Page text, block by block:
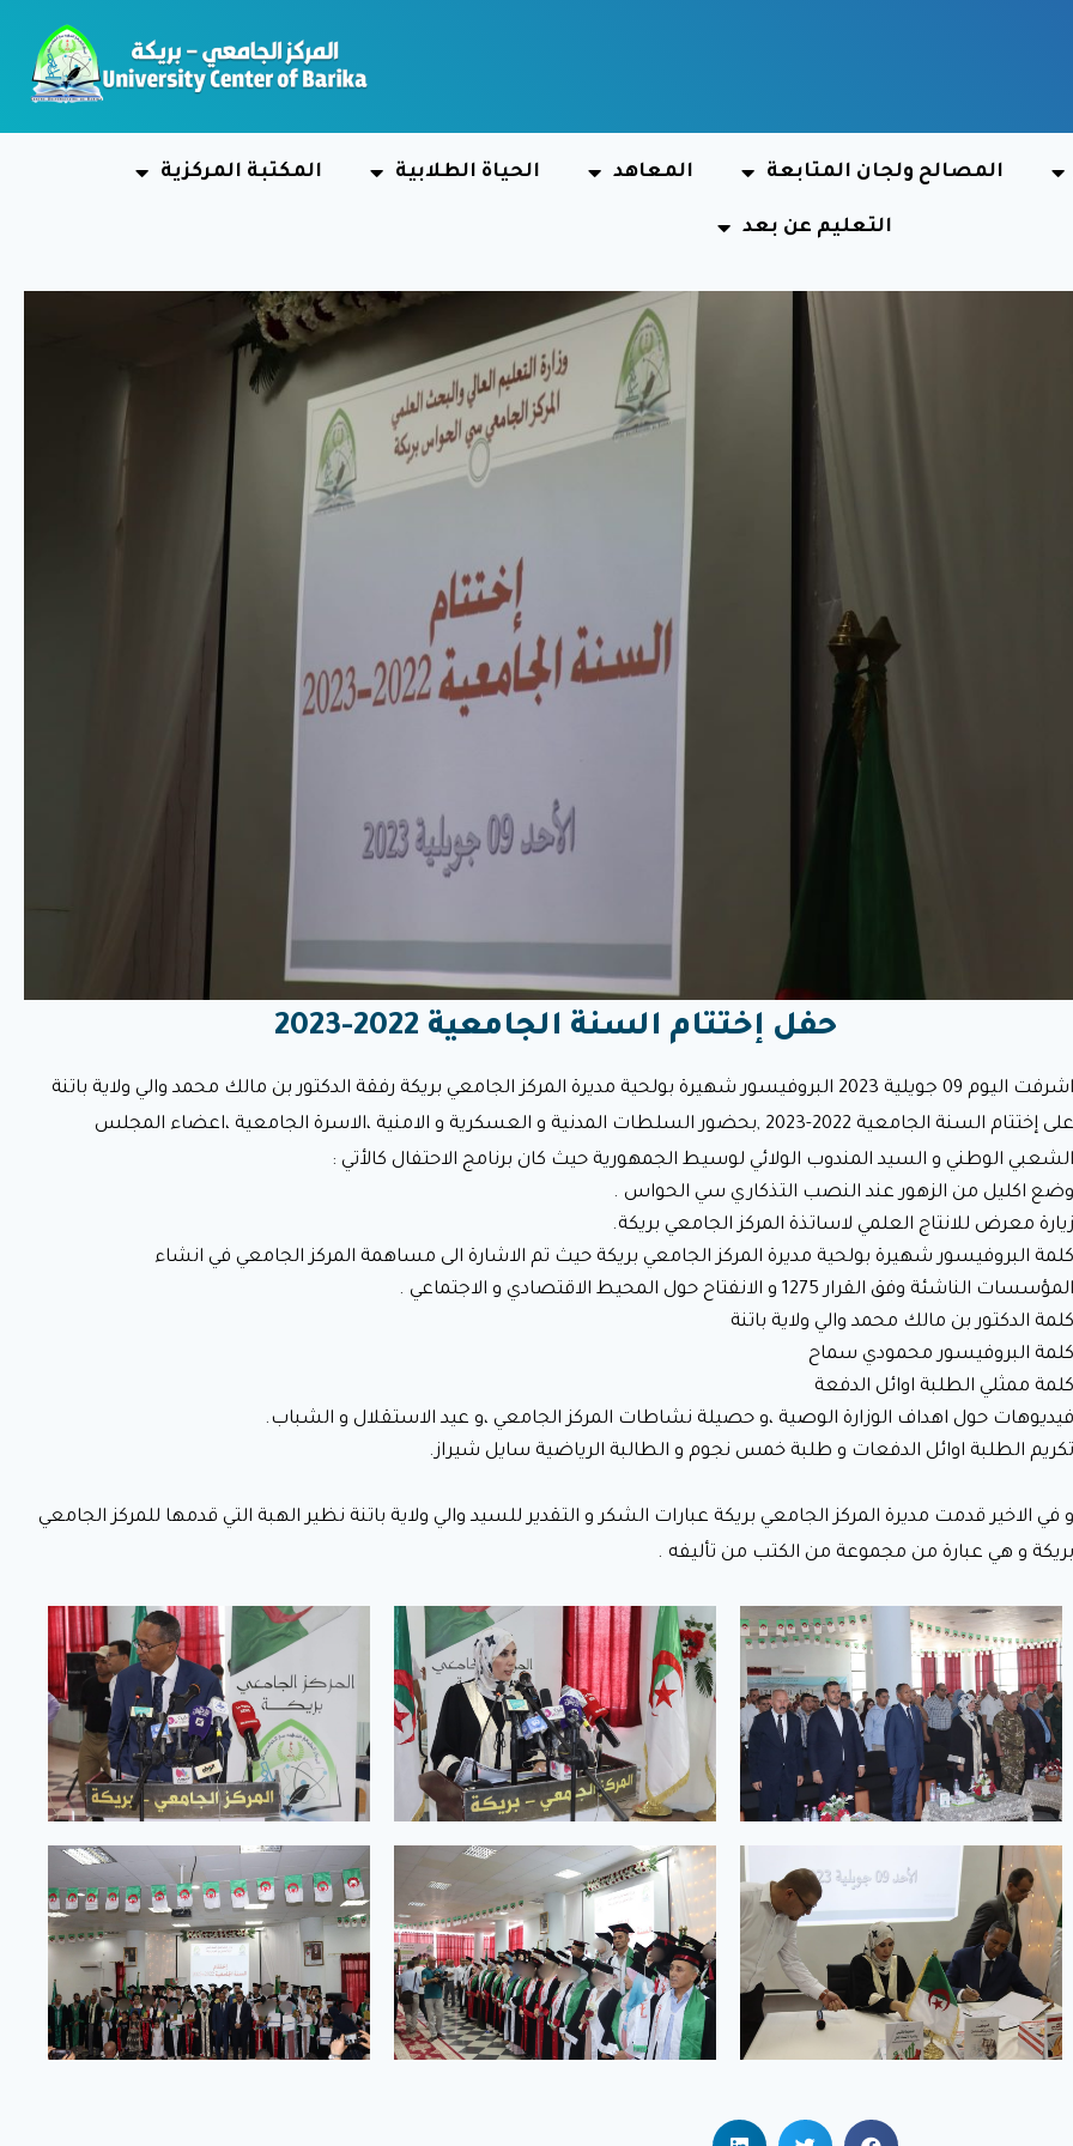
المصالح ولجان المتابعة المعاهد الحياة الطلابية المكتبة المركزية
التعليم عن بعد
حفل إختتام السنة الجامعية 2022-2023
اشرفت اليوم 09 جويلية 2023 البروفيسور شهيرة بولحية مديرة المركز الجامعي بريكة رفقة الدكتور بن مالك محمد والي ولاية باتنة
على إختتام السنة الجامعية 2022-2023 ,بحضور السلطات المدنية و العسكرية و الامنية ،الاسرة الجامعية ،اعضاء المجلس
الشعبي الوطني و السيد المندوب الولائي لوسيط الجمهورية حيث كان برنامج الاحتفال كالأتي :
وضع اكليل من الزهور عند النصب التذكاري سي الحواس .
زيارة معرض للانتاج العلمي لاساتذة المركز الجامعي بريكة.
كلمة البروفيسور شهيرة بولحية مديرة المركز الجامعي بريكة حيث تم الاشارة الى مساهمة المركز الجامعي في انشاء
المؤسسات الناشئة وفق القرار 1275 و الانفتاح حول المحيط الاقتصادي و الاجتماعي .
كلمة الدكتور بن مالك محمد والي ولاية باتنة
كلمة البروفيسور محمودي سماح
كلمة ممثلي الطلبة اوائل الدفعة
فيديوهات حول اهداف الوزارة الوصية ،و حصيلة نشاطات المركز الجامعي ،و عيد الاستقلال و الشباب.
تكريم الطلبة اوائل الدفعات و طلبة خمس نجوم و الطالبة الرياضية سايل شيراز.
و في الاخير قدمت مديرة المركز الجامعي بريكة عبارات الشكر و التقدير للسيد والي ولاية باتنة نظير الهبة التي قدمها للمركز الجامعي
بريكة و هي عبارة من مجموعة من الكتب من تأليفه .